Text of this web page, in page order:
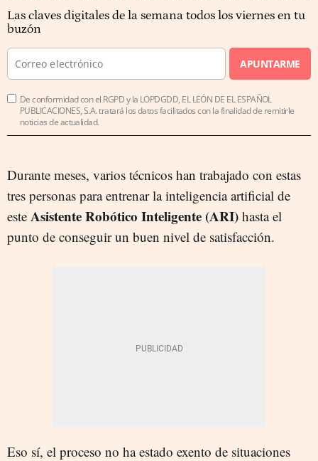
Las claves digitales de la semana todos los viernes en tu
buzón
APUNTARME
De conformidad con el RGPD y la LOPDGDD, EL LEÓN DE EL ESPAÑOL
PUBLICACIONES, S.A. tratará los datos facilitados con la finalidad de remitirle
noticias de actualidad.
Durante meses, varios técnicos han trabajado con estas
tres personas para entrenar la inteligencia artificial de
este Asistente Robótico Inteligente (ARI) hasta el
punto de conseguir un buen nivel de satisfacción.
Eso sí, el proceso no ha estado exento de situaciones